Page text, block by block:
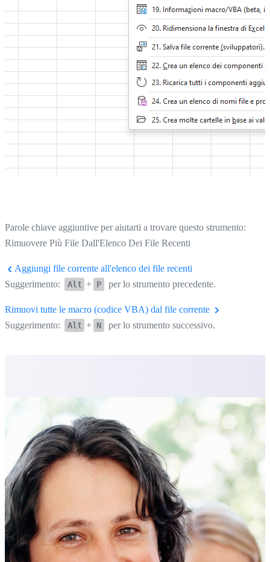
Parole chiave aggiuntive per aiutarti a trovare questo strumento:
Rimuovere Più File Dall'Elenco Dei File Recenti
Aggiungi file corrente all'elenco dei file recenti
Suggerimento:
Alt + P per lo strumento precedente.
Rimuovi tutte le macro (codice VBA) dal file corrente
Suggerimento:
Alt + N per lo strumento successivo.